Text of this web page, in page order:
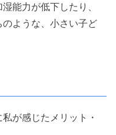
能力が低下したり、
ような、小さい子ど
が感じたメリット・